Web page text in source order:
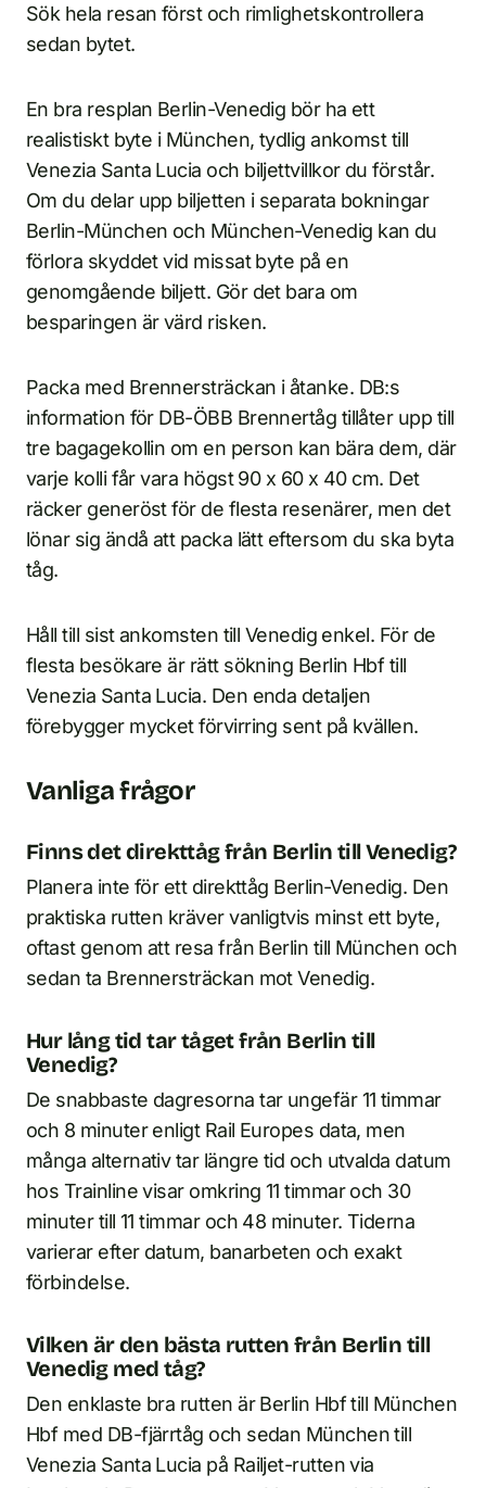
Sök hela resan först och rimlighetskontrollera
sedan bytet.
En bra resplan Berlin-Venedig bör ha ett
realistiskt byte i München, tydlig ankomst till
Venezia Santa Lucia och biljettvillkor du förstår.
Om du delar upp biljetten i separata bokningar
Berlin-München och München-Venedig kan du
förlora skyddet vid missat byte på en
genomgående biljett. Gör det bara om
besparingen är värd risken.
Packa med Brennersträckan i åtanke. DB:s
information för DB-ÖBB Brennertåg tillåter upp till
tre bagagekollin om en person kan bära dem, där
varje kolli får vara högst 90 x 60 x 40 cm. Det
räcker generöst för de flesta resenärer, men det
lönar sig ändå att packa lätt eftersom du ska byta
tåg.
Håll till sist ankomsten till Venedig enkel. För de
flesta besökare är rätt sökning Berlin Hbf till
Venezia Santa Lucia. Den enda detaljen
förebygger mycket förvirring sent på kvällen.
Vanliga frågor
Finns det direkttåg från Berlin till Venedig?
Planera inte för ett direkttåg Berlin-Venedig. Den
praktiska rutten kräver vanligtvis minst ett byte,
oftast genom att resa från Berlin till München och
sedan ta Brennersträckan mot Venedig.
Hur lång tid tar tåget från Berlin till
Venedig?
De snabbaste dagresorna tar ungefär 11 timmar
och 8 minuter enligt Rail Europes data, men
många alternativ tar längre tid och utvalda datum
hos Trainline visar omkring 11 timmar och 30
minuter till 11 timmar och 48 minuter. Tiderna
varierar efter datum, banarbeten och exakt
förbindelse.
Vilken är den bästa rutten från Berlin till
Venedig med tåg?
Den enklaste bra rutten är Berlin Hbf till München
Hbf med DB-fjärrtåg och sedan München till
Venezia Santa Lucia på Railjet-rutten via